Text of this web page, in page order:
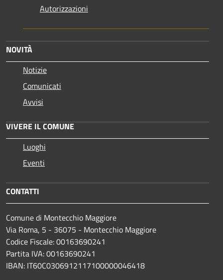
Autorizzazioni
NOVITÀ
Notizie
Comunicati
Avvisi
VIVERE IL COMUNE
Luoghi
Eventi
CONTATTI
Comune di Montecchio Maggiore
Via Roma, 5 - 36075 - Montecchio Maggiore
Codice Fiscale: 00163690241
Partita IVA: 00163690241
IBAN: IT60C0306912117100000046418